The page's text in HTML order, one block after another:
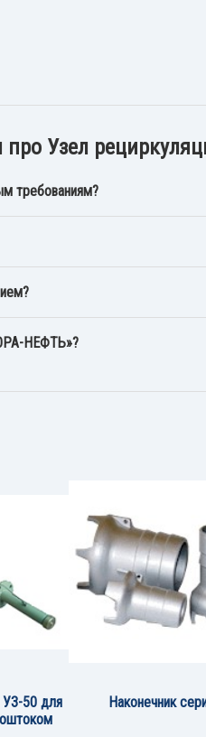
Узел
требованиям?
НЕФТЬ»?
УЗ-50 для
Наконечник